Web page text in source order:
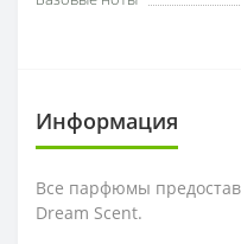
Информация
Все парфюмы
Dream Scent.